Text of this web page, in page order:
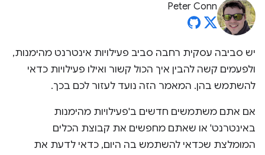
Peter Conn
יש סביבה עסקית רחבה סביב פעילויות אינטרנט מהימנות,
ולפעמים קשה להבין איך הכול קשור ואילו פעילויות כדאי
להשתמש בהן. המאמר הזה נועד לעזור לכם בכך.
אם אתם משתמשים חדשים ב'פעילויות מהימנות
באינטרנט' או שאתם מחפשים את קבוצת הכלים
המומלצת שכדאי להשתמש בה היום, כדאי לדעת את